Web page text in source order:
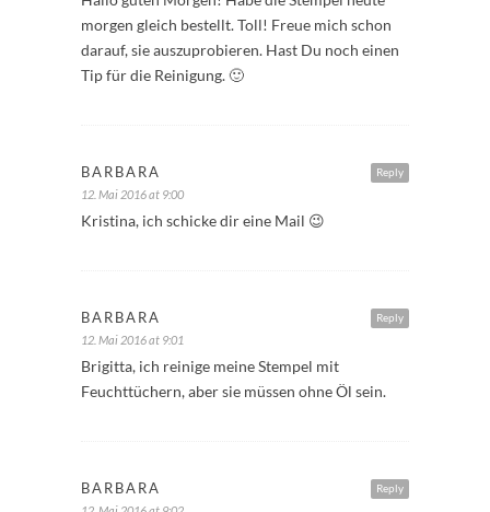
morgen gleich bestellt. Toll! Freue mich schon
darauf, sie auszuprobieren. Hast Du noch einen
Tip für die Reinigung. 🙂
Reply
BARBARA
12. Mai 2016 at 9:00
Kristina, ich schicke dir eine Mail 😉
Reply
BARBARA
12. Mai 2016 at 9:01
Brigitta, ich reinige meine Stempel mit
Feuchttüchern, aber sie müssen ohne Öl sein.
Reply
BARBARA